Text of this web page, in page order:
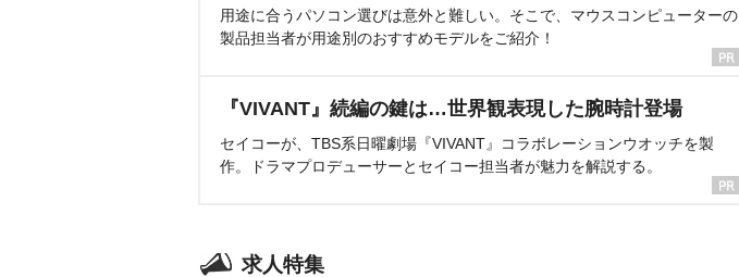
用途に合うパソコン選びは意外と難しい。そこで、マウスコンピューターの
製品担当者が用途別のおすすめモデルをご紹介！
『VIVANT』続編の鍵は…世界観表現した腕時計登場
セイコーが、TBS系日曜劇場『VIVANT』コラボレーションウオッチを製
作。ドラマプロデューサーとセイコー担当者が魅力を解説する。
求人特集